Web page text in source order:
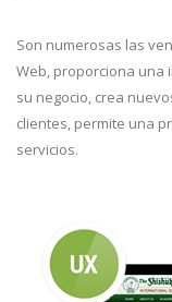
Son numerosas las
Web, proporciona una
su negocio, crea
clientes, permite una
servicios.